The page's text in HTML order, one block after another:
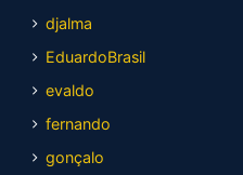
djalma
EduardoBrasil
evaldo
fernando
gonçalo